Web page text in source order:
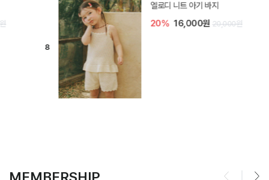
엘로디 니트 아기 바지
20% 16,000원 20,000원